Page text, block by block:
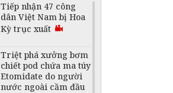
Tiếp nhận 47 công
dân Việt Nam bị Hoa
Kỳ trục xuất
Triệt phá xưởng bơm
chiết pod chứa ma túy
Etomidate do người
nước ngoài cầm đầu